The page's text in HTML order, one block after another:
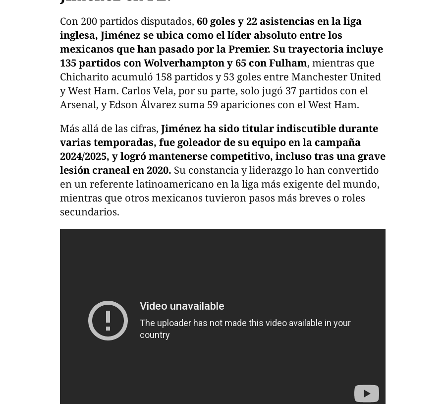
Con 200 partidos disputados, 60 goles y 22 asistencias en la liga
inglesa, Jiménez se ubica como el líder absoluto entre los
mexicanos que han pasado por la Premier. Su trayectoria incluye
135 partidos con Wolverhampton y 65 con Fulham, mientras que
Chicharito acumuló 158 partidos y 53 goles entre Manchester United
y West Ham. Carlos Vela, por su parte, solo jugó 37 partidos con el
Arsenal, y Edson Álvarez suma 59 apariciones con el West Ham.
Más allá de las cifras, Jiménez ha sido titular indiscutible durante
varias temporadas, fue goleador de su equipo en la campaña
2024/2025, y logró mantenerse competitivo, incluso tras una grave
lesión craneal en 2020. Su constancia y liderazgo lo han convertido
en un referente latinoamericano en la liga más exigente del mundo,
mientras que otros mexicanos tuvieron pasos más breves o roles
secundarios.